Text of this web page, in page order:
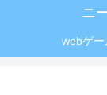
ニ
webゲー